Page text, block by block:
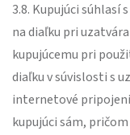
3.8. Kupujúci
na diaľku pri
kupujúcemu pri
diaľku v súvislosti s
internetové
kupujúci sám,